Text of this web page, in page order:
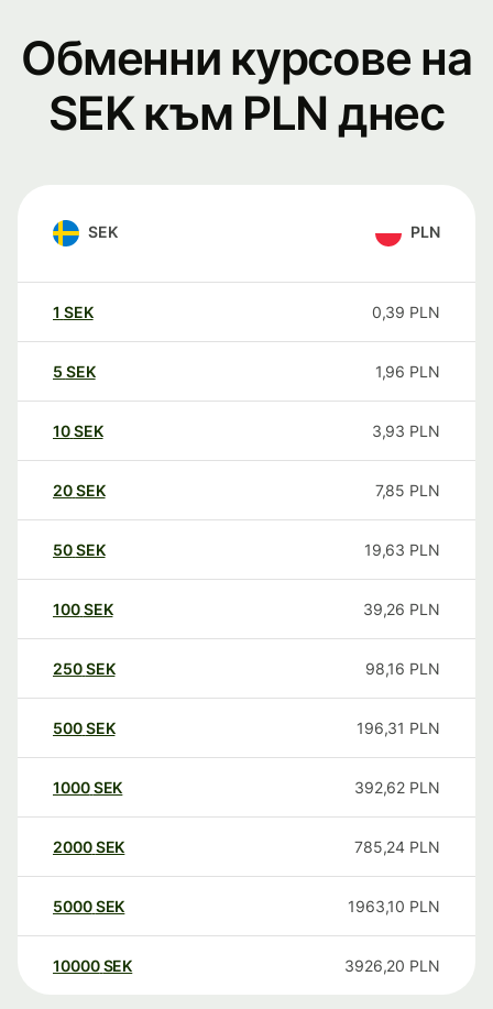
Обменни курсове на
SEK към PLN днес
SEK PLN
1 SEK 0,39 PLN
5 SEK 1,96 PLN
10SEK 3,93 PLN
20SEK 7,85 PLN
50SEK 19,63 PLN
100SEK 39,26 PLN
250SEK 98,16 PLN
500SEK 196,31 PLN
1000SEK 392,62 PLN
2000SEK 785,24 PLN
5000SEK 1963,10 PLN
10000 SEK 3926,20 PLN